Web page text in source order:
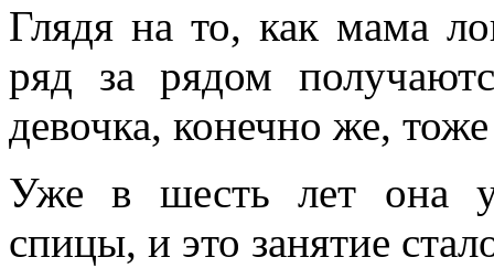
Глядя на то, как мама
ряд за рядом
девочка, конечно же, тоже
Уже в шесть лет она
спицы, и это занятие